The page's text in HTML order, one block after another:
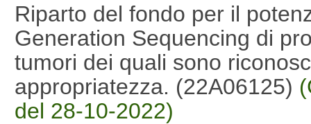
Riparto del fondo per il
Generation Sequencing di
tumori dei quali sono
appropriatezza. (22A06125)
del 28-10-2022)